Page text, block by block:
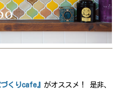
づくりcafe』 がオススメ！ 是非、